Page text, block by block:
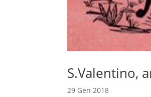
S.Valentino,
29 Gen 2018